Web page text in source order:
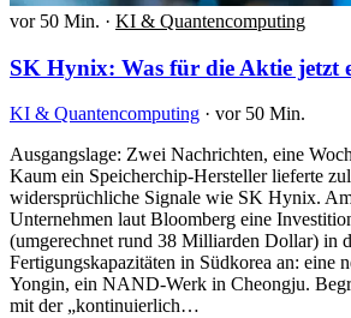
vor 50 Min. · KI & Quantencomputing
SK Hynix: Was für die Aktie jetzt
KI & Quantencomputing · vor 50 Min.
Ausgangslage: Zwei Nachrichten, eine
Kaum ein Speicherchip-Hersteller lieferte
widersprüchliche Signale wie SK Hynix.
Unternehmen laut Bloomberg eine
(umgerechnet rund 38 Milliarden Dollar) in
Fertigungskapazitäten in Südkorea an: eine
Yongin, ein NAND-Werk in Cheongju.
mit der „kontinuierlich…